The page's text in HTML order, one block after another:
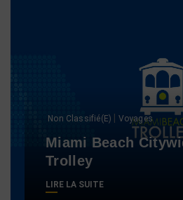
Non Classifié(e) | Voyages
Miami Beach
Trolley
LIRE LA SUITE